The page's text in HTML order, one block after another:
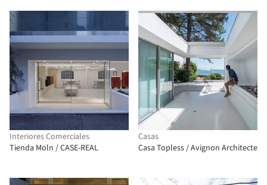
Interiores Comerciales
Tienda Moln / CASE-REAL
Casas
Casa Topless / Avignon Architecte